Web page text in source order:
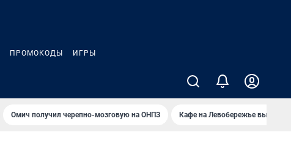
ПРОМОКОДЫ ИГРЫ
Омич получил черепно-мозговую на ОНПЗ Кафе на Левобережье